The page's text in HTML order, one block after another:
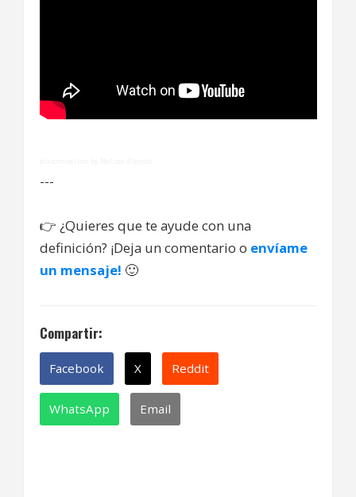
---
👉 ¿Quieres que te ayude con una
definición? ¡Deja un comentario o envíame
un mensaje! 🙂
Compartir:
Facebook X Reddit
WhatsApp Email